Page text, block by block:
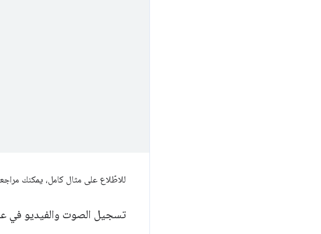
للاطّلاع على مثال كامل، يمكنك
تسجيل الصوت والفيديو في